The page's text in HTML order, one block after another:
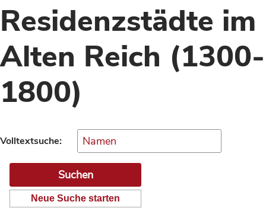
Residenzstädte im
Alten Reich (1300-
1800)
Volltextsuche:
Neue Suche starten